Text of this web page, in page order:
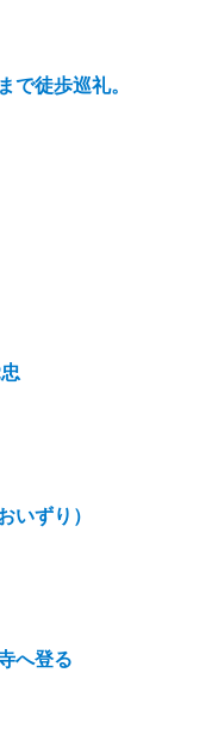
で徒歩巡礼。
いずり）
へ登る